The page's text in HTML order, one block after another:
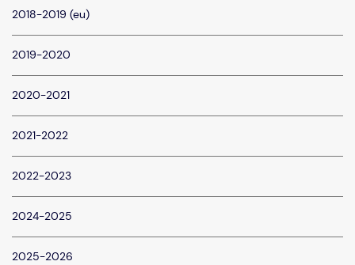
2018-2019 (eu)
2019-2020
2020-2021
2021-2022
2022-2023
2024-2025
2025-2026